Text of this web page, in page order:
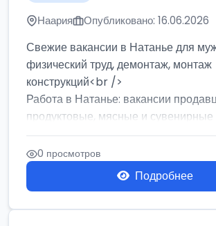
Наария Опубликовано: 16.06.2026
Свежие вакансии в Натанье для
физический труд, демонтаж, монтаж
конструкций<br />
Работа в Натанье: вакансии
продуктовые, мясные и
Разнорабочий на сборку м...
0 просмотров
Подробнее